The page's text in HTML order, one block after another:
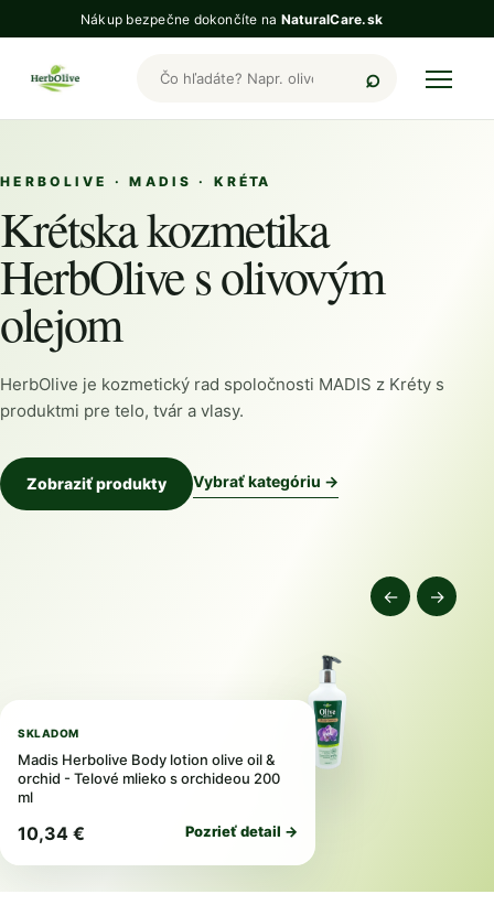
Nákup bezpečne dokončíte na NaturalCare.sk
Hľadať produkty HerbOlive
HERBOLIVE · MADIS · KRÉTA
Krétska kozmetika
HerbOlive s olivovým
olejom
HerbOlive je kozmetický rad spoločnosti MADIS z Kréty s
produktmi pre telo, tvár a vlasy.
Zobraziť produkty Vybrať kategóriu →
SKLADOM
Madis Herbolive Body lotion olive oil &
orchid - Telové mlieko s orchideou 200
ml
10,34 € Pozrieť detail →
← →